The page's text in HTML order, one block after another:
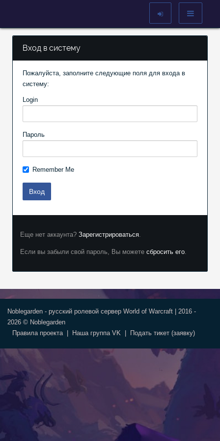
Вход в систему
Пожалуйста, заполните следующие поля для входа в
систему:
Login
Пароль
Remember Me
Вход
Еще нет аккаунта? Зарегистрироваться.
Если вы забыли свой пароль, Вы можете сбросить его.
Noblegarden - русский ролевой сервер World of Warcraft | 2016 -
2026 © Noblegarden
Правила проекта| Наша группа VK Подать тикет (заявку)